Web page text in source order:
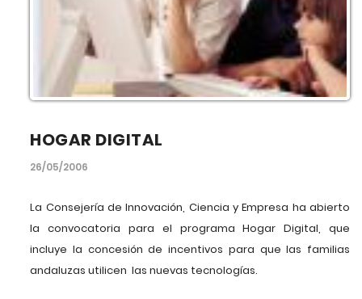
HOGAR DIGITAL
26/05/2006
La Consejería de Innovación, Ciencia y Empresa ha abierto
la convocatoria para el programa Hogar Digital, que
incluye la concesión de incentivos para que las familias
andaluzas utilicen las nuevas tecnologías.